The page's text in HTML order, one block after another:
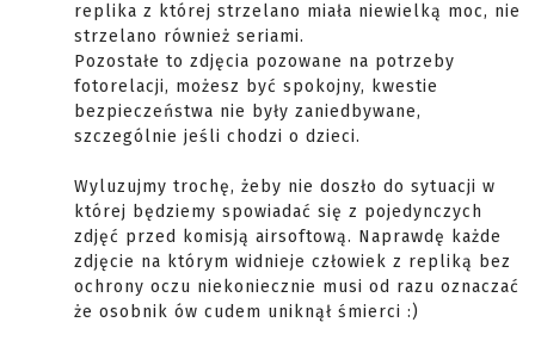
replika z której strzelano miała niewielką moc, nie
strzelano również seriami.
Pozostałe to zdjęcia pozowane na potrzeby
fotorelacji, możesz być spokojny, kwestie
bezpieczeństwa nie były zaniedbywane,
szczególnie jeśli chodzi o dzieci.
Wyluzujmy trochę, żeby nie doszło do sytuacji w
której będziemy spowiadać się z pojedynczych
zdjęć przed komisją airsoftową. Naprawdę każde
zdjęcie na którym widnieje człowiek z repliką bez
ochrony oczu niekoniecznie musi od razu oznaczać
że osobnik ów cudem uniknął śmierci :)